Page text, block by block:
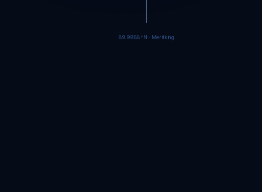
89.9985°N · Meritking